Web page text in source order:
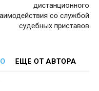
дистанционного
со службой
судебных приставов
ЕЩЕ ОТ АВТОРА